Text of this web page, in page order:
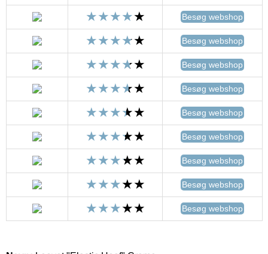
Besøg webshop
Besøg webshop
Besøg webshop
Besøg webshop
Besøg webshop
Besøg webshop
Besøg webshop
Besøg webshop
Besøg webshop